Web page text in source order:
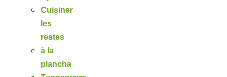
Cuisiner
les
restes
à la
plancha